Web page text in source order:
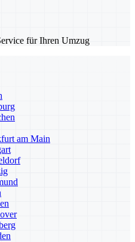
für Ihren Umzug
am Main